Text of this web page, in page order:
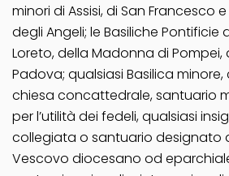
minori di Assisi, di San Francesco
degli Angeli; le Basiliche Pontificie
Loreto, della Madonna di Pompei,
Padova; qualsiasi Basilica
chiesa concattedrale, santuario
per l’utilità dei fedeli, qualsiasi
collegiata o santuario designato
Vescovo diocesano od